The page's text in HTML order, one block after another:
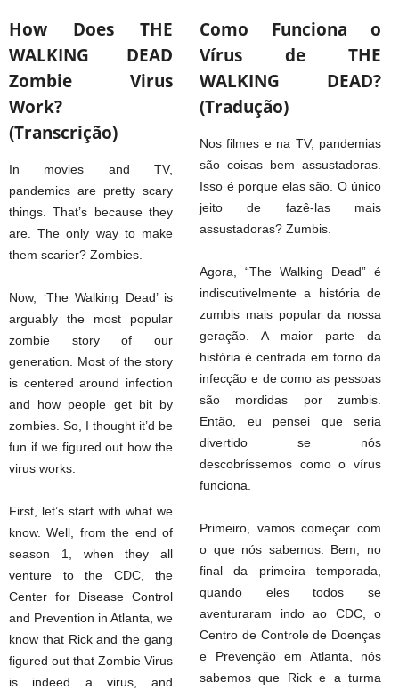
How Does THE
WALKING DEAD
Zombie Virus
Work?
(Transcrição)
In movies and TV,
pandemics are pretty scary
things. That’s because they
are. The only way to make
them scarier? Zombies.
Now, ‘The Walking Dead’ is
arguably the most popular
zombie story of our
generation. Most of the story
is centered around infection
and how people get bit by
zombies. So, I thought it’d be
fun if we figured out how the
virus works.
First, let’s start with what we
know. Well, from the end of
season 1, when they all
venture to the CDC, the
Center for Disease Control
and Prevention in Atlanta, we
know that Rick and the gang
figured out that Zombie Virus
is indeed a virus, and
Como Funciona o
Vírus de THE
WALKING DEAD?
(Tradução)
Nos filmes e na TV, pandemias
são coisas bem assustadoras.
Isso é porque elas são. O único
jeito de fazê-las mais
assustadoras? Zumbis.
Agora, “The Walking Dead” é
indiscutivelmente a história de
zumbis mais popular da nossa
geração. A maior parte da
história é centrada em torno da
infecção e de como as pessoas
são mordidas por zumbis.
Então, eu pensei que seria
divertido se nós
descobríssemos como o vírus
funciona.
Primeiro, vamos começar com
o que nós sabemos. Bem, no
final da primeira temporada,
quando eles todos se
aventuraram indo ao CDC, o
Centro de Controle de Doenças
e Prevenção em Atlanta, nós
sabemos que Rick e a turma